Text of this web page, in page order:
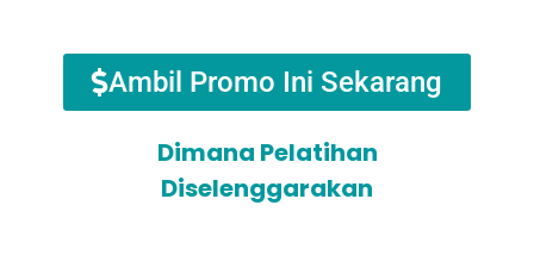
Ambil Promo Ini Sekarang
Dimana Pelatihan
Diselenggarakan